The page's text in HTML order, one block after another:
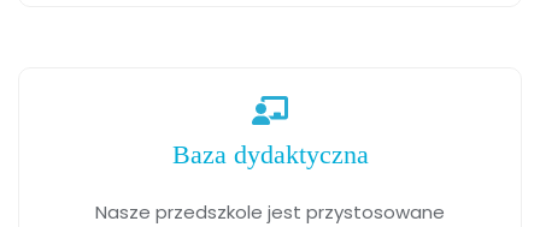
Baza dydaktyczna
Nasze przedszkole jest przystosowane